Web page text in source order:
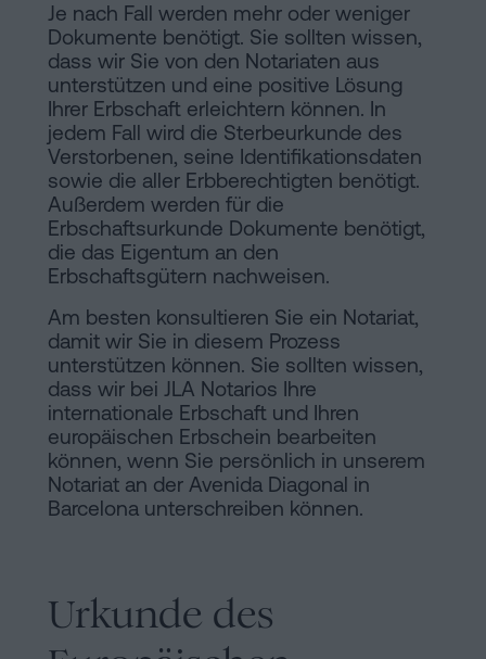
Je nach Fall werden mehr oder weniger
Dokumente benötigt. Sie sollten wissen,
dass wir Sie von den Notariaten aus
unterstützen und eine positive Lösung
Ihrer Erbschaft erleichtern können. In
jedem Fall wird die Sterbeurkunde des
Verstorbenen, seine Identifikationsdaten
sowie die aller Erbberechtigten benötigt.
Außerdem werden für die
Erbschaftsurkunde Dokumente benötigt,
die das Eigentum an den
Erbschaftsgütern nachweisen.
Am besten konsultieren Sie ein Notariat,
damit wir Sie in diesem Prozess
unterstützen können. Sie sollten wissen,
dass wir bei JLA Notarios Ihre
internationale Erbschaft und Ihren
europäischen Erbschein bearbeiten
können, wenn Sie persönlich in unserem
Notariat an der Avenida Diagonal in
Barcelona unterschreiben können.
Urkunde des